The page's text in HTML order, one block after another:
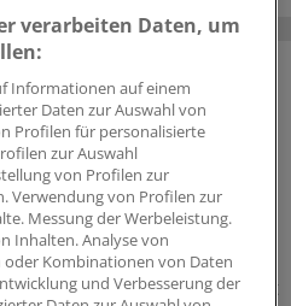
Schlegel: „Krankheit
im Inneren der
als
stärken. Richtig so, sagt
verarbeiten Daten, um
Informationen auf einem
Daten zur Auswahl von
Profilen für personalisierte
zur Auswahl
von Profilen zur
Verwendung von Profilen zur
Messung der Werbeleistung.
Inhalten. Analyse von
Kombinationen von Daten
und Verbesserung der